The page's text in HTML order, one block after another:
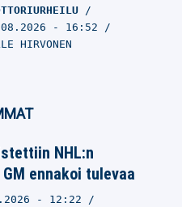
- 16:52
HIRVONEN
NHL:n
ennakoi tulevaa
- 12:22